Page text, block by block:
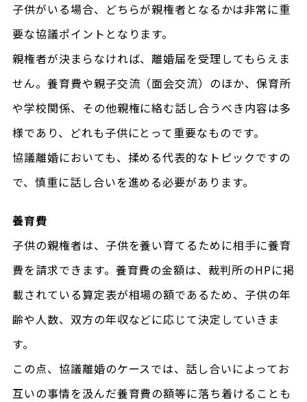
子供がいる場合、どちらが親権者となるかは非常に重
要な協議ポイントとなります。
親権者が決まらなければ、離婚届を受理してもらえま
せん。養育費や親子交流（面会交流）のほか、保育所
や学校関係、その他親権に絡む話し合うべき内容は多
様であり、どれも子供にとって重要なものです。
協議離婚においても、揉める代表的なトピックですの
で、慎重に話し合いを進める必要があります。
養育費
子供の親権者は、子供を養い育てるために相手に養育
費を請求できます。養育費の金額は、裁判所のHPに掲
載されている算定表が相場の額であるため、子供の年
齢や人数、双方の年収などに応じて決定していきま
す。
この点、協議離婚のケースでは、話し合いによってお
互いの事情を汲んだ養育費の額等に落ち着けることも